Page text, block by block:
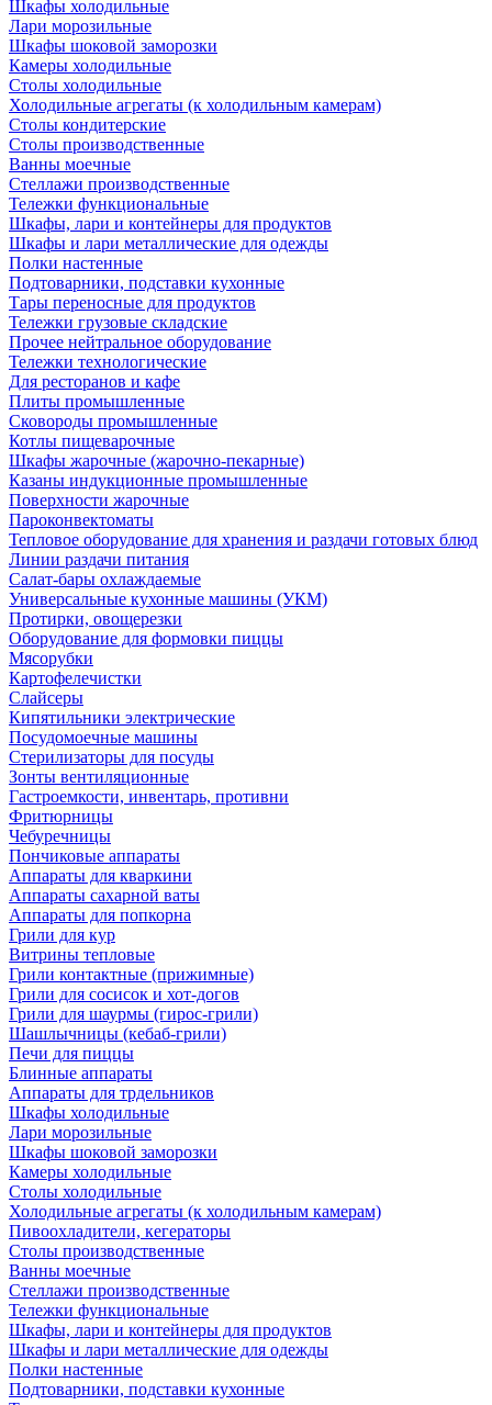
Шкафы холодильные
Лари морозильные
Шкафы шоковой заморозки
Камеры холодильные
Столы холодильные
Холодильные агрегаты (к холодильным камерам)
Столы кондитерские
Столы производственные
Ванны моечные
Стеллажи производственные
Тележки функциональные
Шкафы, лари и контейнеры для продуктов
Шкафы и лари металлические для одежды
Полки настенные
Подтоварники, подставки кухонные
Тары переносные для продуктов
Тележки грузовые складские
Прочее нейтральное оборудование
Тележки технологические
Для ресторанов и кафе
Плиты промышленные
Сковороды промышленные
Котлы пищеварочные
Шкафы жарочные (жарочно-пекарные)
Казаны индукционные промышленные
Поверхности жарочные
Пароконвектоматы
Тепловое оборудование для хранения и раздачи готовых блюд
Линии раздачи питания
Салат-бары охлаждаемые
Универсальные кухонные машины (УКМ)
Протирки, овощерезки
Оборудование для формовки пиццы
Мясорубки
Картофелечистки
Слайсеры
Кипятильники электрические
Посудомоечные машины
Стерилизаторы для посуды
Зонты вентиляционные
Гастроемкости, инвентарь, противни
Фритюрницы
Чебуречницы
Пончиковые аппараты
Аппараты для кваркини
Аппараты сахарной ваты
Аппараты для попкорна
Грили для кур
Витрины тепловые
Грили контактные (прижимные)
Грили для сосисок и хот-догов
Грили для шаурмы (гирос-грили)
Шашлычницы (кебаб-грили)
Печи для пиццы
Блинные аппараты
Аппараты для трдельников
Шкафы холодильные
Лари морозильные
Шкафы шоковой заморозки
Камеры холодильные
Столы холодильные
Холодильные агрегаты (к холодильным камерам)
Пивоохладители, кегераторы
Столы производственные
Ванны моечные
Стеллажи производственные
Тележки функциональные
Шкафы, лари и контейнеры для продуктов
Шкафы и лари металлические для одежды
Полки настенные
Подтоварники, подставки кухонные